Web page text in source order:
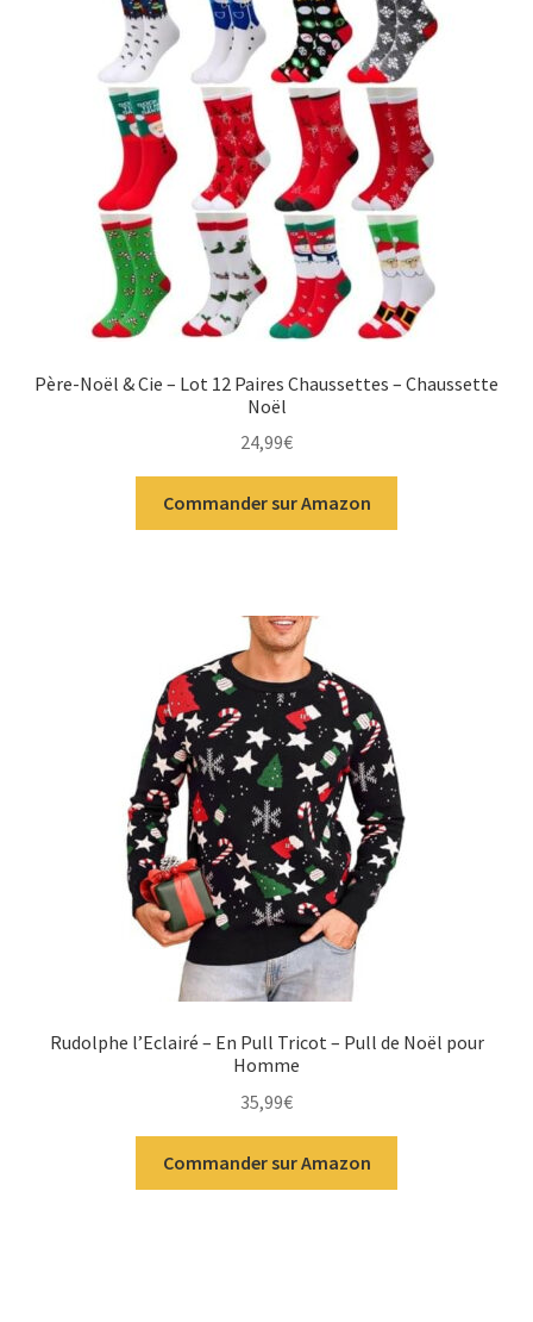
Père-Noël & Cie – Lot 12 Paires Chaussettes – Chaussette
Noël
24,99€
Commander sur Amazon
Rudolphe l’Eclairé – En Pull Tricot – Pull de Noël pour
Homme
35,99€
Commander sur Amazon